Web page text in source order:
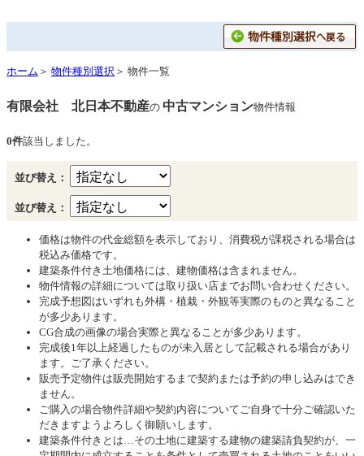
ホーム ＞ 物件種別選択 ＞ 物件一覧
有限会社 北日本不動産の 中古マンション物件情報
0件該当しました。
並び替え：
並び替え：
価格は物件の代金総額を表示しており、消費税が課税される場合は
税込み価格です。
建築条件付き土地価格には、建物価格は含まれません。
物件情報の詳細については取り扱い店までお問い合わせください。
完成予想図はいずれも外構・植栽・外観等実際のものと異なること
が多少あります。
CG合成の画像の場合実際と異なることが多少あります。
完成後1年以上経過したものが未入居として記載される場合があり
ます。ご了承ください。
販売予定物件は販売開始するまで契約または予約の申し込みはでき
ません。
ご購入の場合物件詳細や契約内容についてご自身で十分ご確認いた
だきますようよろしく御願いします。
建築条件付きとは…その土地に建築する建物の建築請負契約が、一